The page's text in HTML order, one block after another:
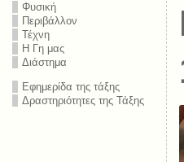
Φυσική
Περιβάλλον
Τέχνη
Η Γη μας
Διάστημα
Εφημερίδα της τάξης
Δραστηριότητες της Τάξης